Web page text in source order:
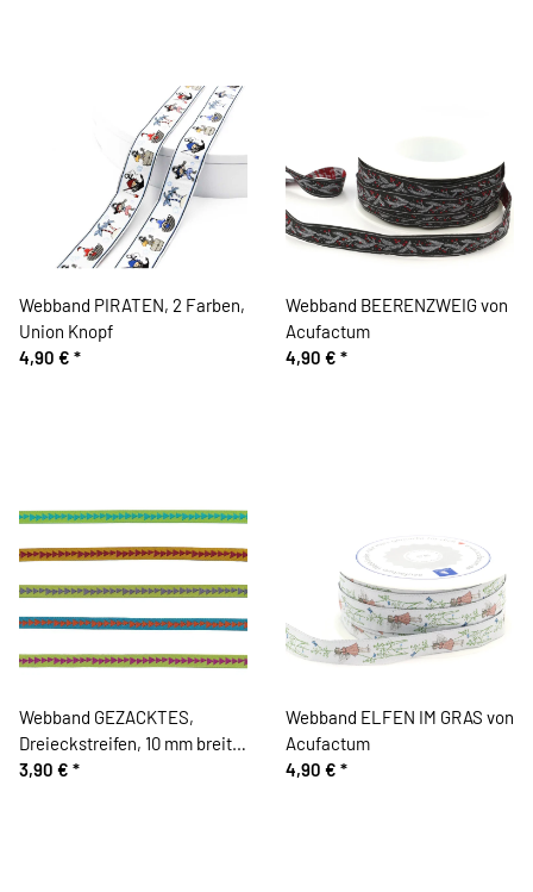
Webband PIRATEN, 2 Farben,
Union Knopf
4,90 € *
Webband BEERENZWEIG von
Acufactum
4,90 € *
Webband GEZACKTES,
Dreieckstreifen, 10 mm breit,
5 Farben
3,90 € *
Webband ELFEN IM GRAS von
Acufactum
4,90 € *